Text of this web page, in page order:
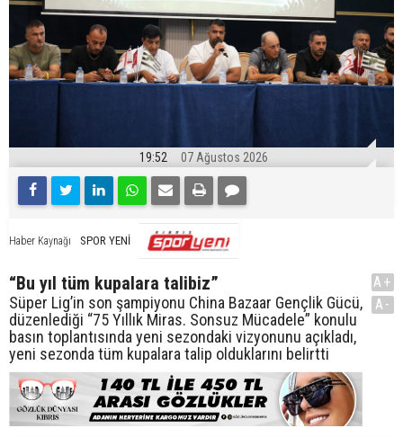
19:52 07 Ağustos 2026
Haber Kaynağı SPOR YENİ
“Bu yıl tüm kupalara talibiz”
Süper Lig’in son şampiyonu China Bazaar Gençlik Gücü,
düzenlediği “75 Yıllık Miras. Sonsuz Mücadele” konulu
basın toplantısında yeni sezondaki vizyonunu açıkladı,
yeni sezonda tüm kupalara talip olduklarını belirtti
A+
A-